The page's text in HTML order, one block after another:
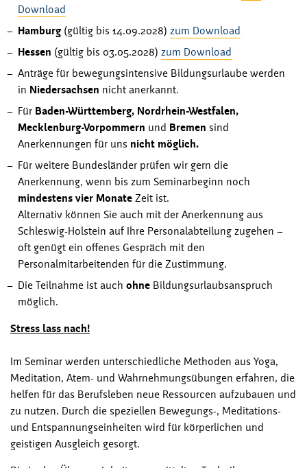
Download
Hamburg(gültig bis 14.09.2028) zum Download
Hessen (gültig bis 03.05.2028) zum Download
Anträge für bewegungsintensive Bildungsurlaube werden
in Niedersachsen nicht anerkannt.
Für Baden-Württemberg, Nordrhein-Westfalen,
Mecklenburg-Vorpommern und Bremen sind
Anerkennungen für uns nicht möglich.
Für weitere Bundesländer prüfen wir gern die
Anerkennung, wenn bis zum Seminarbeginn noch
mindestens vier Monate Zeit ist.
Alternativ können Sie auch mit der Anerkennung aus
Schleswig-Holstein auf Ihre Personalabteilung zugehen –
oft genügt ein offenes Gespräch mit den
Personalmitarbeitenden für die Zustimmung.
Die Teilnahme ist auch ohne Bildungsurlaubsanspruch
möglich.
Stress lass nach!
Im Seminar werden unterschiedliche Methoden aus Yoga,
Meditation, Atem- und Wahrnehmungsübungen erfahren, die
helfen für das Berufsleben neue Ressourcen aufzubauen und
zu nutzen. Durch die speziellen Bewegungs-, Meditations-
und Entspannungseinheiten wird für körperlichen und
geistigen Ausgleich gesorgt.